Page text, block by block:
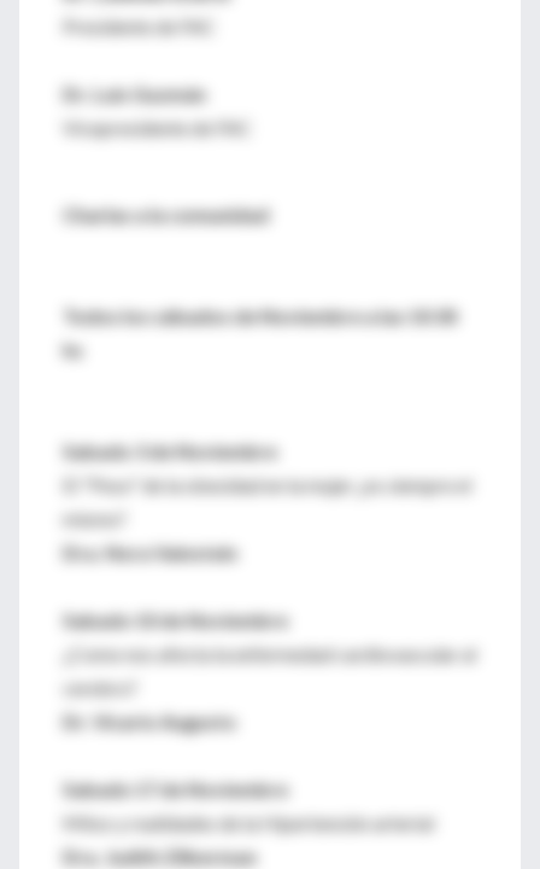
Presidente de FAC
Dr. Luis Guzmán
Vicepresidente de FAC
Charlas a la comunidad
Todos los sábados de Noviembre a las 10:30
hs
Sabado 3 de Noviembre
El "Peso" de la obesidad en la mujer ¿es siempre el
mismo?
Dra. Nora Vainstein
Sabado 10 de Noviembre
¿Como nos afecta la enfermedad cardiovascular al
cerebro?
Dr. Vicario Augusto
Sabado 17 de Noviembre
Mitos y realidades de la Hipertensión arterial
Dra. Judith Zilberman